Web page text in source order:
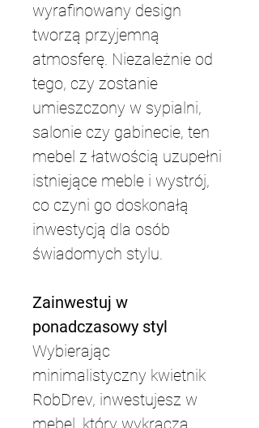
wyrafinowany design
tworzą przyjemną
atmosferę. Niezależnie od
tego, czy zostanie
umieszczony w sypialni,
salonie czy gabinecie, ten
mebel z łatwością uzupełni
istniejące meble i wystrój,
co czyni go doskonałą
inwestycją dla osób
świadomych stylu.
Zainwestuj w
ponadczasowy styl
Wybierając
minimalistyczny kwietnik
RobDrev, inwestujesz w
mebel, który wykracza